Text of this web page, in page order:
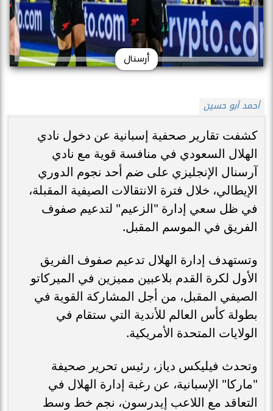
أرسنال
أحمد أبو حسين
كشفت تقارير صحفية إسبانية عن دخول نادي
الهلال السعودي في منافسة قوية مع نادي
آرسنال الإنجليزي على ضم أحد نجوم الدوري
الإيطالي، خلال فترة الانتقالات الصيفية المقبلة،
في ظل سعي إدارة "الزعيم" لتدعيم صفوف
الفريق في الموسم المقبل.
وتستهدف إدارة الهلال تدعيم صفوف الفريق
الأول لكرة القدم بلاعبين مميزين في الميركاتو
الصيفي المقبل، من أجل المشاركة القوية في
بطولة كأس العالم للأندية التي ستقام في
الولايات المتحدة الأمريكية.
وتحدث فيليكس دياز، رئيس تحرير صحيفة
"ماركا" الإسبانية، عن رغبة إدارة الهلال في
التعاقد مع اللاعب إيدرسون، نجم خط وسط